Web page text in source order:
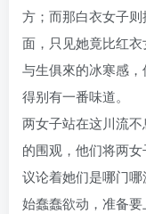
方；而那白衣女子
面，只见她竟比红
与生俱來的冰寒感
得别有一番味道。
两女子站在这川流
的围观，他们将两
议论着她们是哪门
始蠢蠢欲动，准备要